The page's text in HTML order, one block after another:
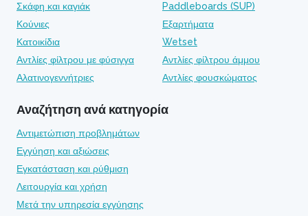
Σκάφη και καγιάκ
Paddleboards (SUP)
Κούνιες
Εξαρτήματα
Κατοικίδια
Wetset
Αντλίες φίλτρου με φύσιγγα
Αντλίες φίλτρου άμμου
Αλατινογεννήτριες
Αντλίες φουσκώματος
Αναζήτηση ανά κατηγορία
Αντιμετώπιση προβλημάτων
Εγγύηση και αξιώσεις
Εγκατάσταση και ρύθμιση
Λειτουργία και χρήση
Μετά την υπηρεσία εγγύησης